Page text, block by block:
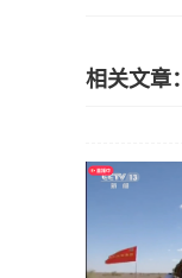
相关文章：